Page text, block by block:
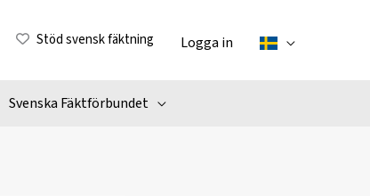
Stöd svensk fäktning Logga in
Svenska Fäktförbundet